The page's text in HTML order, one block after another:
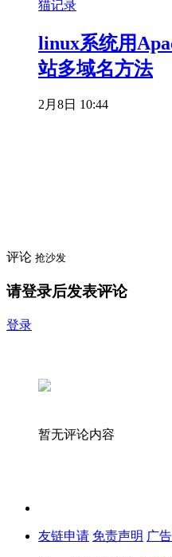
linux系统用
站多域名方法
2月8日 10:44
评论 抢沙发
请登录后发表评论
登录
暂无评论内容
友链申请 免责声明 广